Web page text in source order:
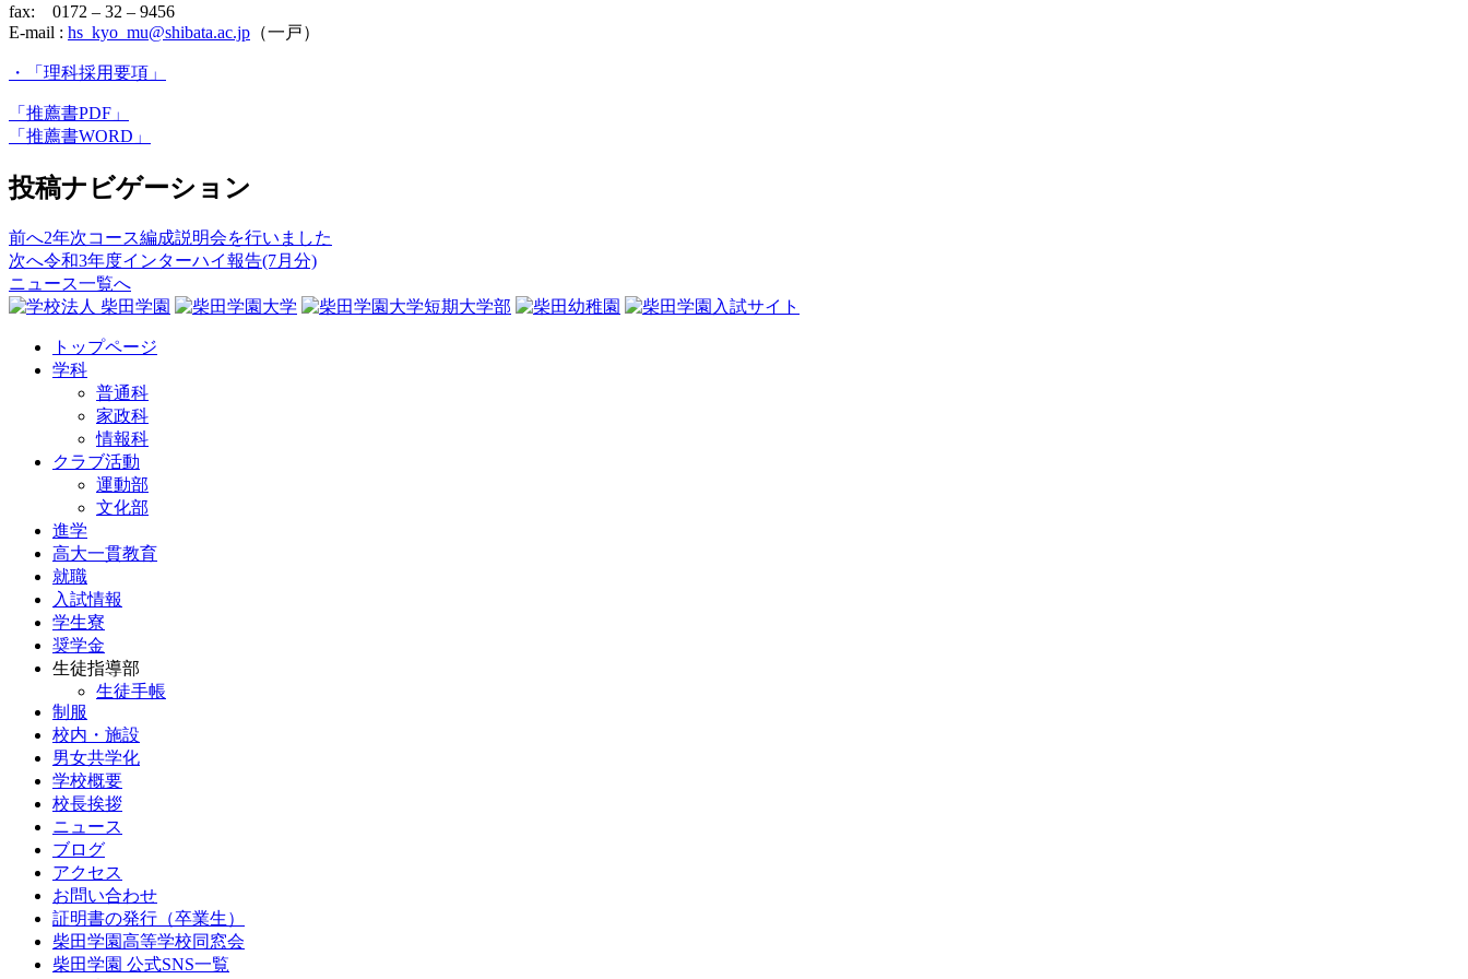
fax: 0172 – 32 – 9456
E-mail : hs_kyo_mu@shibata.ac.jp （一戸）
・「理科採用要項」
「推薦書PDF」
「推薦書WORD」
投稿ナビゲーション
前へ2年次コース編成説明会を行いました
次へ令和3年度インターハイ報告(7月分)
ニュース一覧へ
トップページ
学科
普通科
家政科
情報科
クラブ活動
運動部
文化部
進学
高大一貫教育
就職
入試情報
学生寮
奨学金
生徒指導部
生徒手帳
制服
校内・施設
男女共学化
学校概要
校長挨拶
ニュース
ブログ
アクセス
お問い合わせ
証明書の発行（卒業生）
柴田学園高等学校同窓会
柴田学園 公式SNS一覧